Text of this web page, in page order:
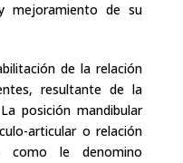
mejoramiento de su
de la relación
resultante de la
posición mandibular
articular o relación
como le denomino